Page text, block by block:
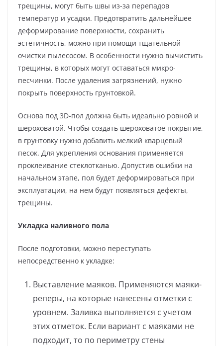
трещины, могут быть швы из-за перепадов
температур и усадки. Предотвратить дальнейшее
деформирование поверхности, сохранить
эстетичность, можно при помощи тщательной
очистки пылесосом. В особенности нужно вычистить
трещины, в которых могут оставаться микро-
песчинки. После удаления загрязнений, нужно
покрыть поверхность грунтовкой.
Основа под 3D-пол должна быть идеально ровной и
шероховатой. Чтобы создать шероховатое покрытие,
в грунтовку нужно добавить мелкий кварцевый
песок. Для укрепления основания применяется
проклеивание стеклотканью. Допустив ошибки на
начальном этапе, пол будет деформироваться при
эксплуатации, на нем будут появляться дефекты,
трещины.
Укладка наливного пола
После подготовки, можно переступать
непосредственно к укладке:
Выставление маяков. Применяются маяки-
реперы, на которые нанесены отметки с
уровнем. Заливка выполняется с учетом
этих отметок. Если вариант с маяками не
подходит, то по периметру стены